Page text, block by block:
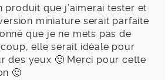
produit que j’aimerai tester et
miniature serait parfaite
que je ne mets pas de
elle serait idéale pour
des yeux 🙂 Merci pour cette
🙂